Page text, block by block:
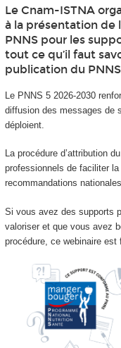
Le Cnam-ISTNA
à la présentation
PNNS pour les
tout ce qu’il faut
publication du
Le PNNS 5 2026-2030
diffusion des messages de
déploient.
La procédure d’attribution
professionnels de faciliter
recommandations
Si vous avez des supports
valoriser et que vous avez
procédure, ce webinaire est